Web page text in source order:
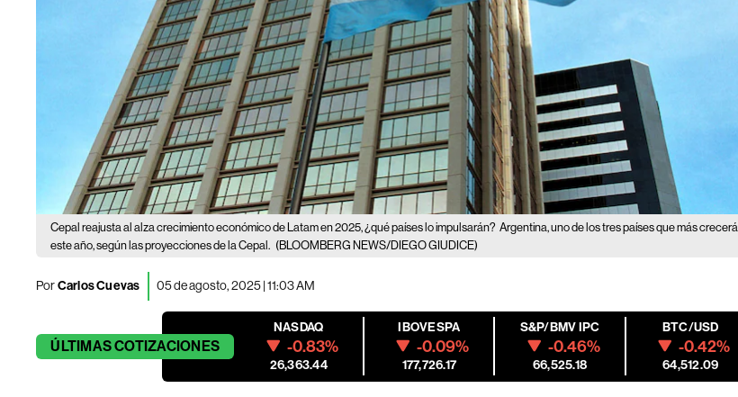
Cepal reajusta al alza crecimiento económico de Latam en 2025, ¿qué países lo impulsarán? Argentina, uno de los tres países que más crecerá
este año, según las proyecciones de la Cepal. (BLOOMBERG NEWS/DIEGO GIUDICE)
PorCarlos Cuevas 05 de agosto, 2025 | 11:03 AM
ÚLTIMASCOTIZACIONES
NASDAQ
-0.83%
26,363.44
IBOVESPA
-0.09%
177,726.17
S&P/BMV IPC
-0.46%
66,525.18
BTC/USD
-0.42%
64,512.09